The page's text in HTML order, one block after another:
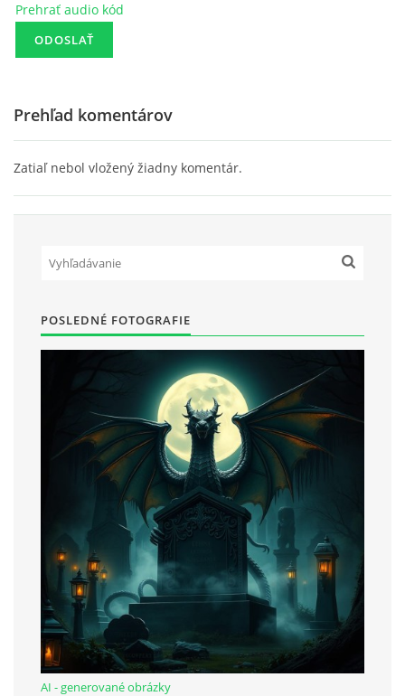
Prehrať audio kód
Prehľad komentárov
Zatiaľ nebol vložený žiadny komentár.
POSLEDNÉ FOTOGRAFIE
AI - generované obrázky